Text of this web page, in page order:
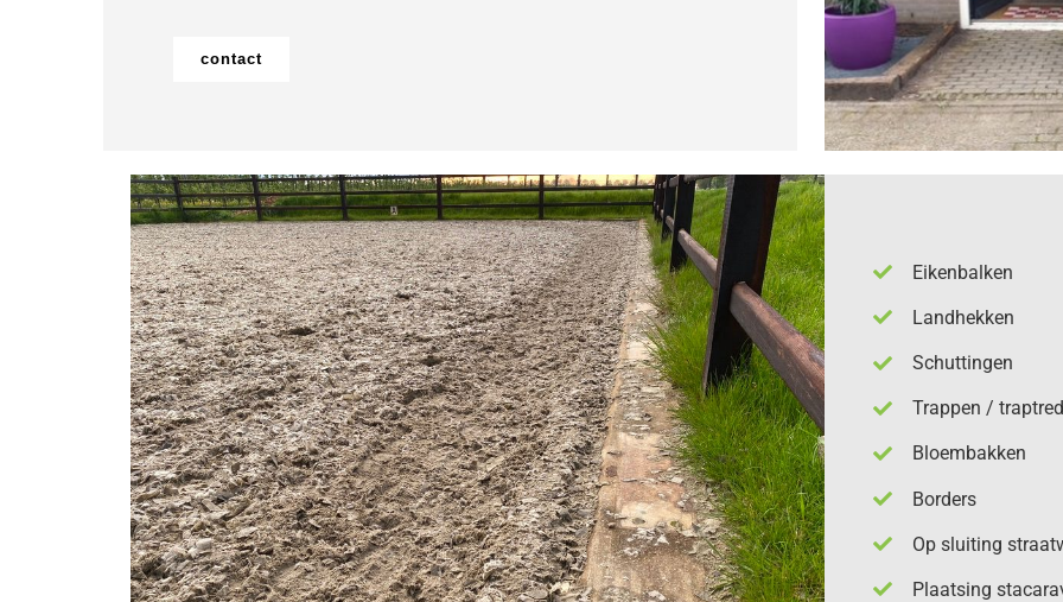
contact
Eikenbalken
Landhekken
Schuttingen
Trappen /
Bloembakken
Borders
Op sluiting
Plaatsing